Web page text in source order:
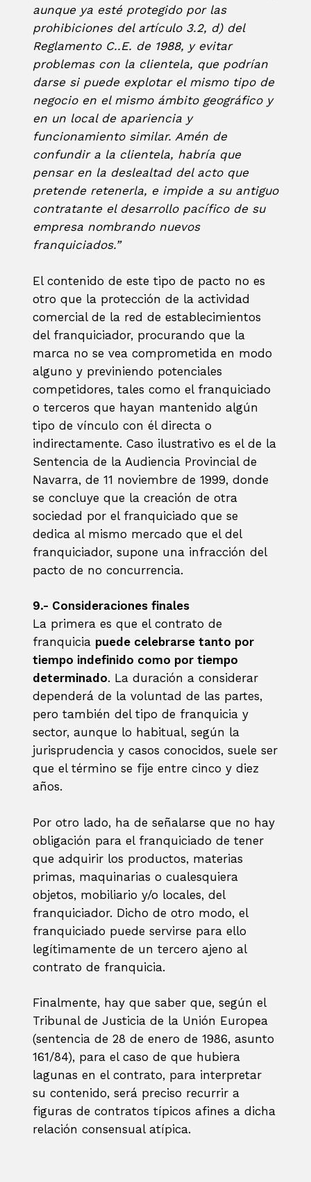
aunque ya esté protegido por las
prohibiciones del artículo 3.2, d) del
Reglamento C..E. de 1988, y evitar
problemas con la clientela, que podrían
darse si puede explotar el mismo tipo de
negocio en el mismo ámbito geográfico y
en un local de apariencia y
funcionamiento similar. Amén de
confundir a la clientela, habría que
pensar en la deslealtad del acto que
pretende retenerla, e impide a su antiguo
contratante el desarrollo pacífico de su
empresa nombrando nuevos
franquiciados.”
El contenido de este tipo de pacto no es
otro que la protección de la actividad
comercial de la red de establecimientos
del franquiciador, procurando que la
marca no se vea comprometida en modo
alguno y previniendo potenciales
competidores, tales como el franquiciado
o terceros que hayan mantenido algún
tipo de vínculo con él directa o
indirectamente. Caso ilustrativo es el de la
Sentencia de la Audiencia Provincial de
Navarra, de 11 noviembre de 1999, donde
se concluye que la creación de otra
sociedad por el franquiciado que se
dedica al mismo mercado que el del
franquiciador, supone una infracción del
pacto de no concurrencia.
9.- Consideraciones finales
La primera es que el contrato de
franquicia puede celebrarse tanto por
tiempo indefinido como por tiempo
determinado. La duración a considerar
dependerá de la voluntad de las partes,
pero también del tipo de franquicia y
sector, aunque lo habitual, según la
jurisprudencia y casos conocidos, suele ser
que el término se fije entre cinco y diez
años.
Por otro lado, ha de señalarse que no hay
obligación para el franquiciado de tener
que adquirir los productos, materias
primas, maquinarias o cualesquiera
objetos, mobiliario y/o locales, del
franquiciador. Dicho de otro modo, el
franquiciado puede servirse para ello
legítimamente de un tercero ajeno al
contrato de franquicia.
Finalmente, hay que saber que, según el
Tribunal de Justicia de la Unión Europea
(sentencia de 28 de enero de 1986, asunto
161/84), para el caso de que hubiera
lagunas en el contrato, para interpretar
su contenido, será preciso recurrir a
figuras de contratos típicos afines a dicha
relación consensual atípica.